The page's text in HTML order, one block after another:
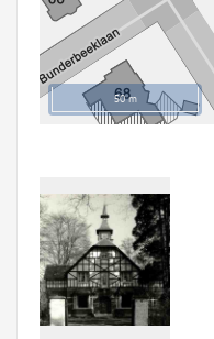
50 m